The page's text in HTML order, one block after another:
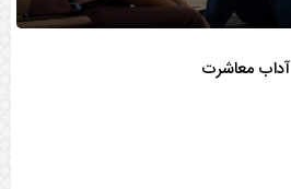
آداب معاشرت